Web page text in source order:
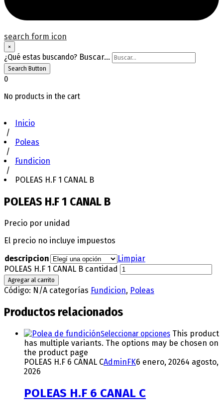
search form icon
×
¿Qué estas buscando? Buscar...
Search Button
0
No products in the cart
Inicio
/
Poleas
/
Fundicion
/
POLEAS H.F 1 CANAL B
POLEAS H.F 1 CANAL B
Precio por unidad
El precio no incluye impuestos
descripcion
Limpiar
POLEAS H.F 1 CANAL B cantidad
Agregar al carrito
Código: N/A categorías Fundicion, Poleas
Productos relacionados
Seleccionar opciones This product
has multiple variants. The options may be chosen on
the product page
POLEAS H.F 6 CANAL CAdminFK6 enero, 20264 agosto,
2026
POLEAS H.F 6 CANAL C